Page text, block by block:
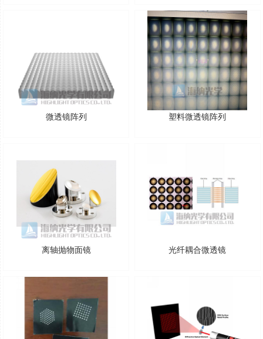
微透镜阵列 塑料微透镜阵列
离轴抛物面镜 光纤耦合微透镜